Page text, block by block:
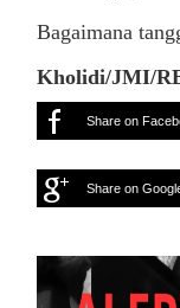
Bagaimana
Kholidi/JMI/
Share on
Share on